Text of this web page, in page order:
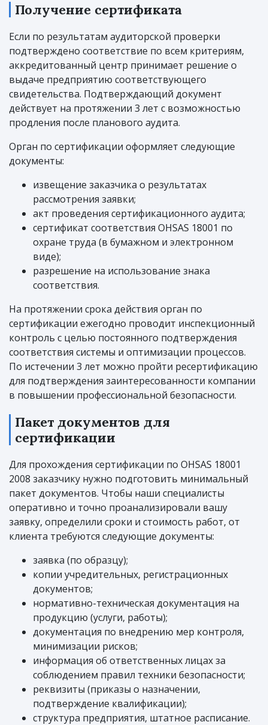
Получение сертификата
Если по результатам аудиторской проверки
подтверждено соответствие по всем критериям,
аккредитованный центр принимает решение о
выдаче предприятию соответствующего
свидетельства. Подтверждающий документ
действует на протяжении 3 лет с возможностью
продления после планового аудита.
Орган по сертификации оформляет следующие
документы:
извещение заказчика о результатах
рассмотрения заявки;
акт проведения сертификационного аудита;
сертификат соответствия OHSAS 18001 по
охране труда (в бумажном и электронном
виде);
разрешение на использование знака
соответствия.
На протяжении срока действия орган по
сертификации ежегодно проводит инспекционный
контроль с целью постоянного подтверждения
соответствия системы и оптимизации процессов.
По истечении 3 лет можно пройти ресертификацию
для подтверждения заинтересованности компании
в повышении профессиональной безопасности.
Пакет документов для
сертификации
Для прохождения сертификации по OHSAS 18001
2008 заказчику нужно подготовить минимальный
пакет документов. Чтобы наши специалисты
оперативно и точно проанализировали вашу
заявку, определили сроки и стоимость работ, от
клиента требуются следующие документы:
заявка (по образцу);
копии учредительных, регистрационных
документов;
нормативно-техническая документация на
продукцию (услуги, работы);
документация по внедрению мер контроля,
минимизации рисков;
информация об ответственных лицах за
соблюдением правил техники безопасности;
реквизиты (приказы о назначении,
подтверждение квалификации);
структура предприятия, штатное расписание.